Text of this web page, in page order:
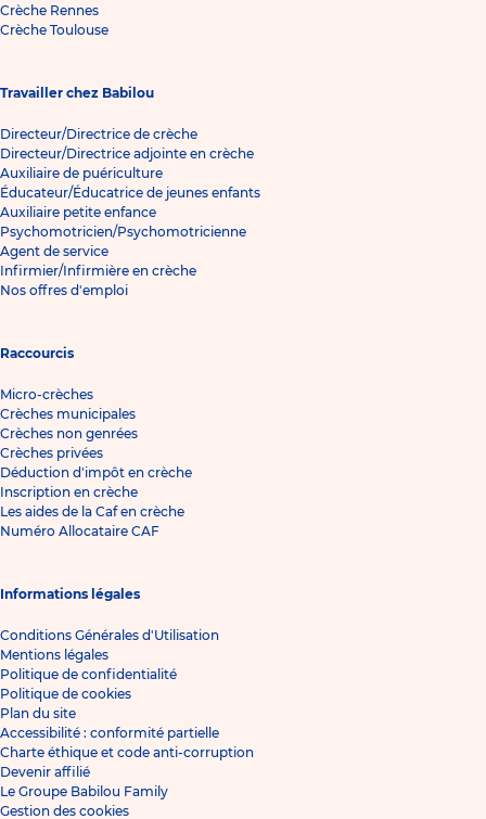
Crèche Rennes
Crèche Toulouse
Travailler chez Babilou
Directeur/Directrice de crèche
Directeur/Directrice adjointe en crèche
Auxiliaire de puériculture
Éducateur/Éducatrice de jeunes enfants
Auxiliaire petite enfance
Psychomotricien/Psychomotricienne
Agent de service
Infirmier/Infirmière en crèche
Nos offres d'emploi
Raccourcis
Micro-crèches
Crèches municipales
Crèches non genrées
Crèches privées
Déduction d'impôt en crèche
Inscription en crèche
Les aides de la Caf en crèche
Numéro Allocataire CAF
Informations légales
Conditions Générales d'Utilisation
Mentions légales
Politique de confidentialité
Politique de cookies
Plan du site
Accessibilité : conformité partielle
Charte éthique et code anti-corruption
Devenir affilié
Le Groupe Babilou Family
Gestion des cookies